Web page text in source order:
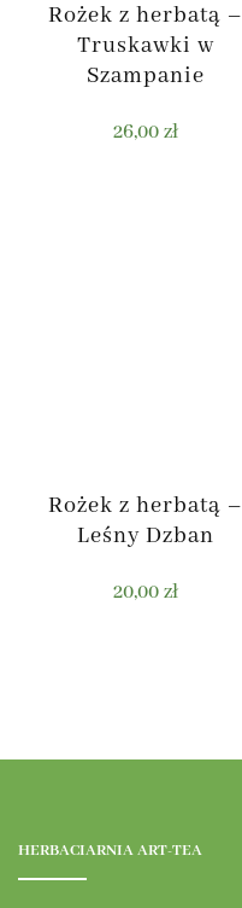
Rożek z herbatą –
Truskawki w
Szampanie
26,00zł
Rożek z herbatą –
Leśny Dzban
20,00zł
HERBACIARNIA ART-TEA